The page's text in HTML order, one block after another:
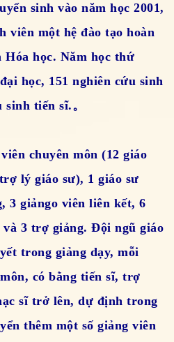
sinh vào năm học 2001,
viên một hệ đào tạo hoàn
Hóa học. Năm học thứ
học, 151 nghiên cứu sinh
tiến sĩ.。
chuyên môn (12 giáo
lý giáo sư), 1 giáo sư
3 giảngo viên liên kết, 6
3 trợ giảng. Đội ngũ giáo
trong giảng dạy, mỗi
có bằng tiến sĩ, trợ
sĩ trở lên, dự định trong
thêm một số giảng viên